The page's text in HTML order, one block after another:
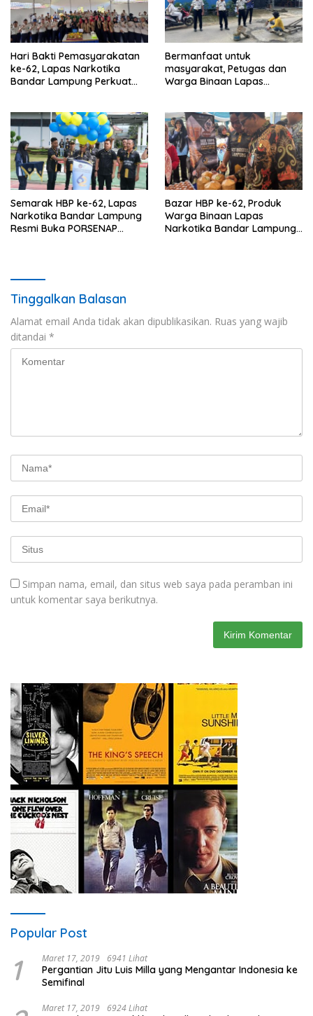
Hari Bakti Pemasyarakatan
ke-62, Lapas Narkotika
Bandar Lampung Perkuat
Bermanfaat untuk
masyarakat, Petugas dan
Warga Binaan Lapas
Semarak HBP ke-62, Lapas
Narkotika Bandar Lampung
Resmi Buka PORSENAP
Bazar HBP ke-62, Produk
Warga Binaan Lapas
Narkotika Bandar Lampung
Tinggalkan Balasan
Alamat email Anda tidak akan dipublikasikan. Ruas yang wajib
ditandai *
Simpan nama, email, dan situs web saya pada peramban ini
untuk komentar saya berikutnya.
Popular Post
1 Maret 17, 2019 6941 Lihat
Pergantian Jitu Luis Milla yang Mengantar Indonesia ke
Semifinal
Maret 17, 2019 6924 Lihat